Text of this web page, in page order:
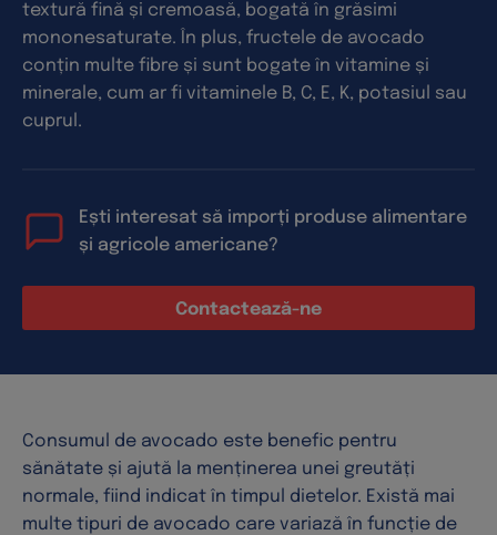
textură fină și cremoasă, bogată în grăsimi
mononesaturate. În plus, fructele de avocado
conțin multe fibre și sunt bogate în vitamine și
minerale, cum ar fi vitaminele B, C, E, K, potasiul sau
cuprul.
Ești interesat să imporți produse alimentare
și agricole americane?
Contactează-ne
Consumul de avocado este benefic pentru
sănătate și ajută la menținerea unei greutăți
normale, fiind indicat în timpul dietelor. Există mai
multe tipuri de avocado care variază în funcție de